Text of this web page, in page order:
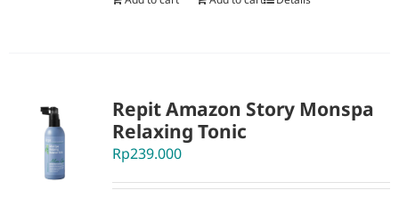
Repit Amazon Story Monspa
Relaxing Tonic
Rp239.000